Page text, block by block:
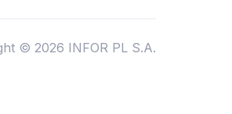
© 2026 INFOR PL S.A.